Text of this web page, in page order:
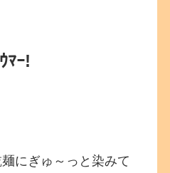
ﾏｰ!
にぎゅ～っと染みて